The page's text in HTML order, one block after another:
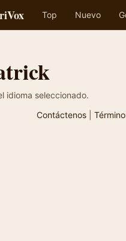
Top Nuevo
idioma seleccionado.
Contáctenos|